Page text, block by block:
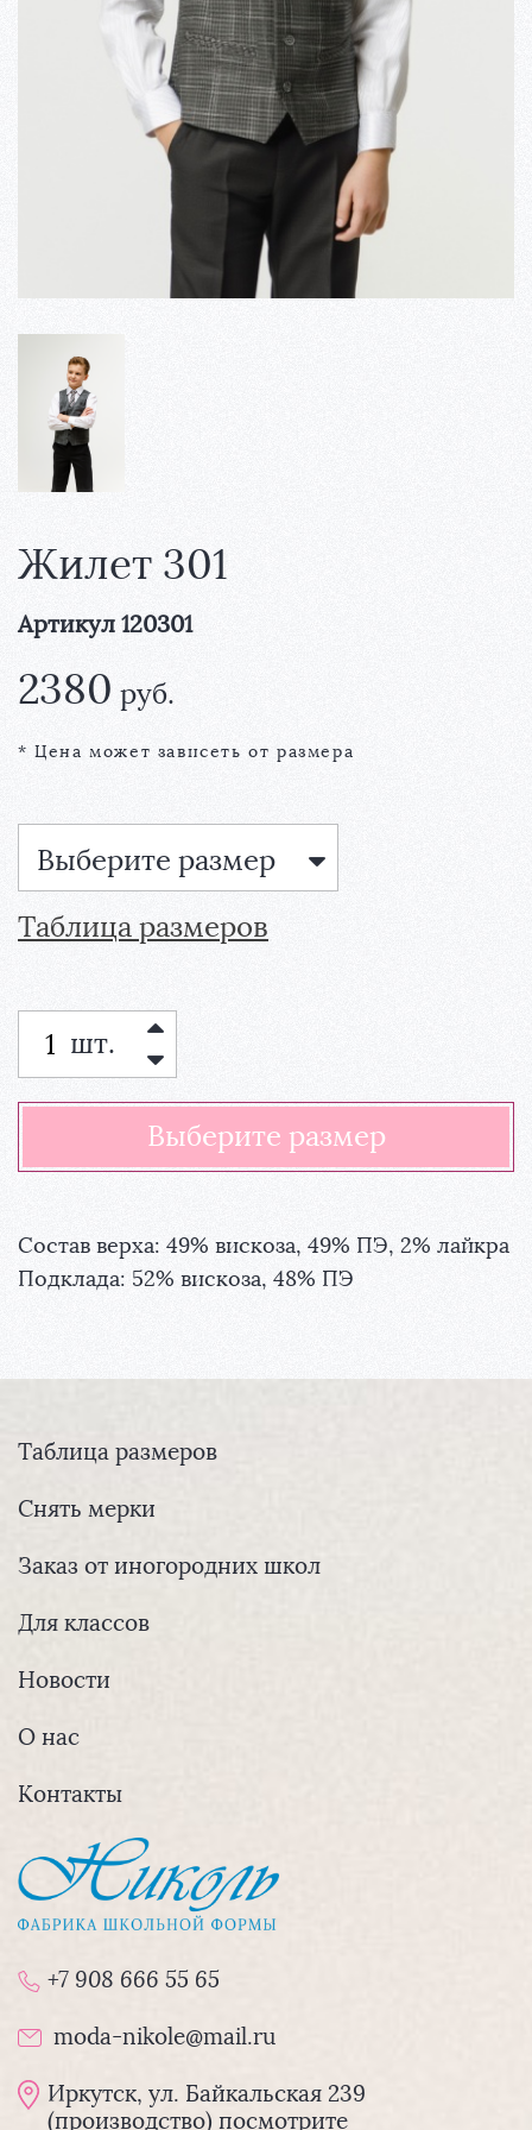
Жилет 301
Артикул 120301
2380 руб.
* Цена может зависеть от размера
Выберите размер
Таблица размеров
шт.
Состав верха: 49% вискоза, 49% ПЭ, 2% лайкра
Подклада: 52% вискоза, 48% ПЭ
Таблица размеров
Снять мерки
Заказ от иногородних школ
Для классов
Новости
О нас
Контакты
+7 908 666 55 65
moda-nikole@mail.ru
Иркутск, ул. Байкальская 239
(производство) посмотрите